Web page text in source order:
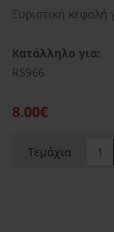
Ξυριστική κεφαλή
Κατάλληλο για:
RS966
8.00€
Τεμάχια